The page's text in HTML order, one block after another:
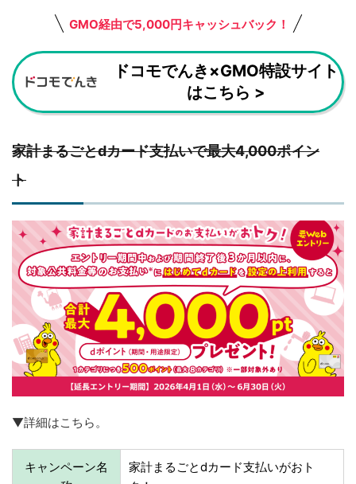
GMO経由で5,000円キャッシュバック！
ドコモでんき×GMO特設サイト
はこちら >
家計まるごとdカード支払いで最大4,000ポイン
ト
▼詳細はこちら。
キャンペーン名
家計まるごとdカード支払いがおト